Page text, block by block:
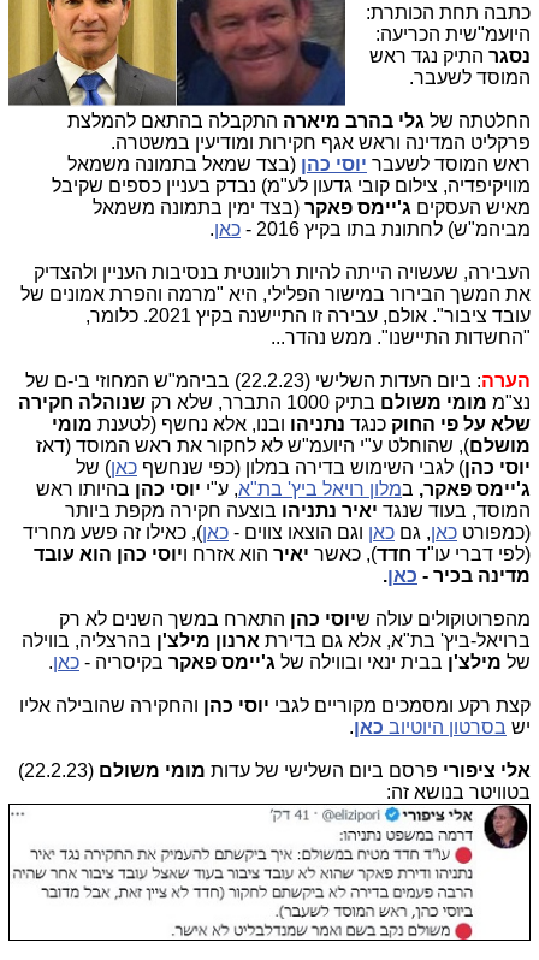
כתבה תחת הכותרת:
היועמ"שית הכריעה:
נסגר התיק נגד ראש
המוסד לשעבר.
החלטתה של גלי בהרב מיארה התקבלה בהתאם להמלצת
פרקליט המדינה וראש אגף חקירות ומודיעין במשטרה.
ראש המוסד לשעבר יוסי כהן (בצד שמאל בתמונה משמאל
מוויקיפדיה, צילום קובי גדעון לע"מ) נבדק בעניין כספים שקיבל
מאיש העסקים ג'יימס פאקר (בצד ימין בתמונה משמאל
מביהמ"ש) לחתונת בתו בקיץ 2016 -
כאן.
העבירה, שעשויה הייתה להיות רלוונטית בנסיבות העניין ולהצדיק
את המשך הבירור במישור הפלילי, היא "מרמה והפרת אמונים של
עובד ציבור". אולם, עבירה זו התיישנה בקיץ 2021. כלומר,
"החשדות התיישנו". ממש נהדר...
הערה
: ביום העדות השלישי (22.2.23) בביהמ"ש המחוזי בי-ם של
נצ"מ מומי משולם בתיק 1000 התברר, שלא רק
שנוהלה חקירה
שלא על פי החוק כנגד נתניהו ובנו, אלא נחשף (לטענת מומי
מושלם), שהוחלט ע"י היועמ"ש לא לחקור את ראש המוסד (דאז
יוסי כהן) לגבי השימוש בדירה במלון (כפי שנחשף כאן) של
ג'יימס פאקר, במלון רויאל ביץ' בת"א, ע"י יוסי כהן בהיותו ראש
המוסד, בעוד שנגד יאיר נתניהו בוצעה חקירה מקפת ביותר
(כמפורט כאן, גם כאן וגם הוצאו צווים - כאן), כאילו זה פשע מחריד
(לפי דברי עו"ד חדד), כאשר יאיר הוא אזרח ויוסי כהן הוא עובד
מדינה בכיר - כאן.
מהפרוטוקולים עולה שיוסי כהן התארח במשך השנים לא רק
ברויאל-ביץ' בת"א, אלא גם בדירת ארנון מילצ'ן בהרצליה, בווילה
של מילצ'ן בבית ינאי ובווילה של ג'יימס פאקר בקיסריה - כאן.
קצת רקע ומסמכים מקוריים לגבי יוסי כהן והחקירה שהובילה אליו
יש בסרטון היוטיוב כאן.
אלי ציפורי פרסם ביום השלישי של עדות מומי משולם
(22.2.23)
בטוויטר בנושא זה: